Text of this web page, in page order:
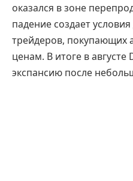
оказался в зоне
падение создает
трейдеров, покупающих
ценам. В итоге в августе
экспансию после